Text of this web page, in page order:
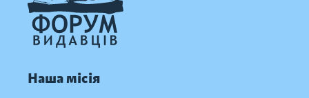
Наша місія